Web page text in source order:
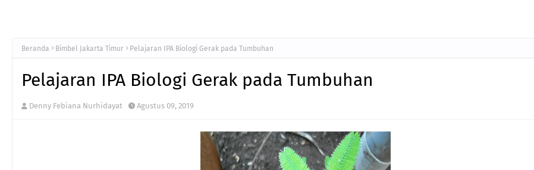
Beranda Bimbel Jakarta Timur Pelajaran IPA Biologi Gerak pada Tumbuhan
Pelajaran IPA Biologi Gerak pada Tumbuhan
Denny Febiana Nurhidayat Agustus 09, 2019